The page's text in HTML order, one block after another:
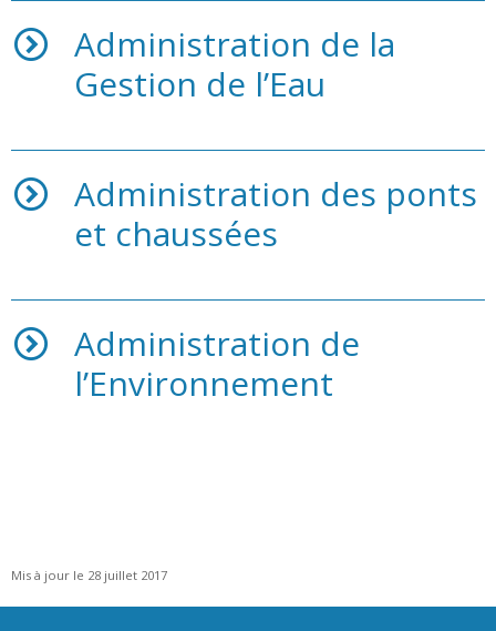
Administration de la
Gestion de l’Eau
Administration des ponts
et chaussées
Administration de
l’Environnement
Mis à jour le 28 juillet 2017